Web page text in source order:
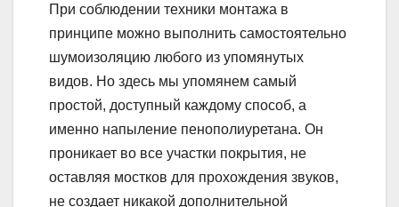
При соблюдении техники монтажа в
принципе можно выполнить самостоятельно
шумоизоляцию любого из упомянутых
видов. Но здесь мы упомянем самый
простой, доступный каждому способ, а
именно напыление пенополиуретана. Он
проникает во все участки покрытия, не
оставляя мостков для прохождения звуков,
не создает никакой дополнительной